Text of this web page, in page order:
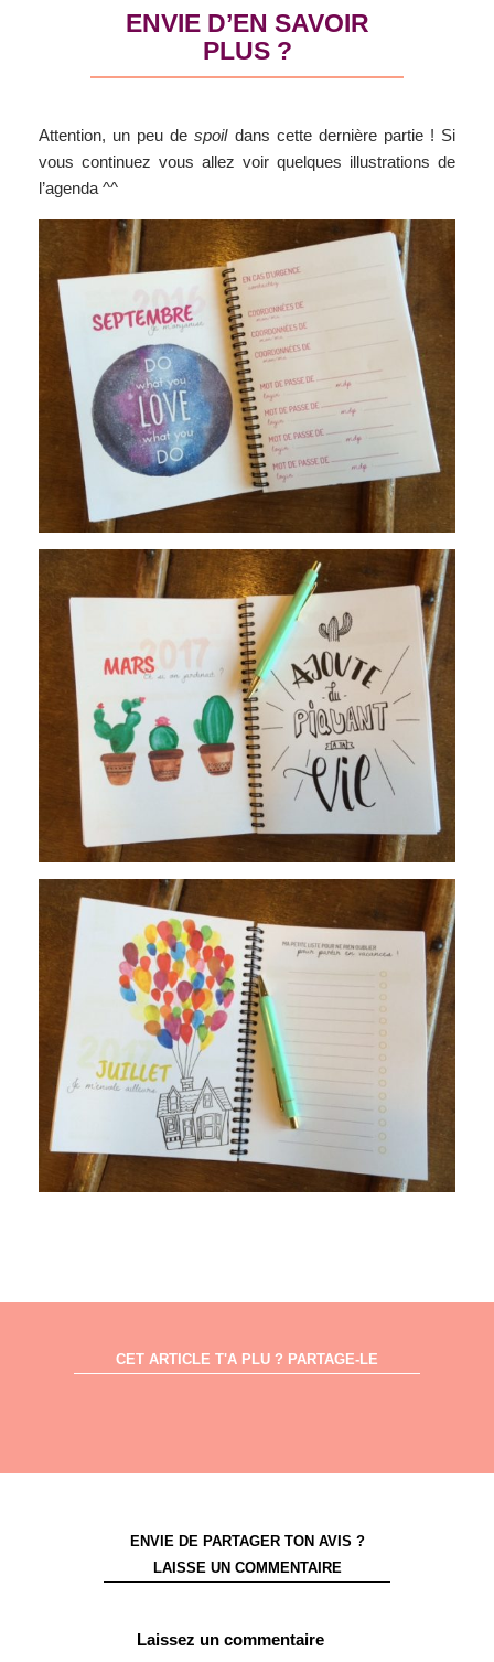
ENVIE D’EN SAVOIR
PLUS ?
Attention, un peu despoildans cette dernière partie ! Si
vous continuez vous allez voir quelques illustrations de
l’agenda ^^
CET ARTICLE T'A PLU ? PARTAGE-LE
ENVIE DE PARTAGER TON AVIS ?
LAISSE UN COMMENTAIRE
Laissez un commentaire